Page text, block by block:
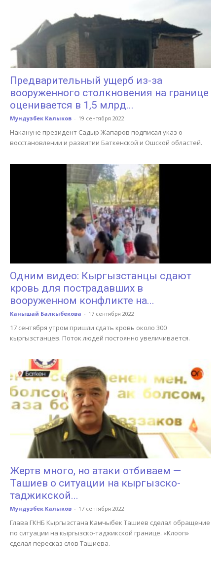
Предварительный ущерб из-за
вооруженного столкновения на границе
оценивается в 1,5 млрд...
Мундузбек Калыков - 19 сентября 2022
Накануне президент Садыр Жапаров подписал указ о
восстановлении и развитии Баткенской и Ошской областей.
Одним видео: Кыргызстанцы сдают
кровь для пострадавших в
вооруженном конфликте на...
Канышай Балкыбекова - 17 сентября 2022
17 сентября утром пришли сдать кровь около 300
кыргызстанцев. Поток людей постоянно увеличивается.
Жертв много, но атаки отбиваем —
Ташиев о ситуации на кыргызско-
таджикской...
Мундузбек Калыков - 17 сентября 2022
Глава ГКНБ Кыргызстана Камчыбек Ташиев сделал обращение
по ситуации на кыргызско-таджикской границе. «Клооп»
сделал пересказ слов Ташиева.